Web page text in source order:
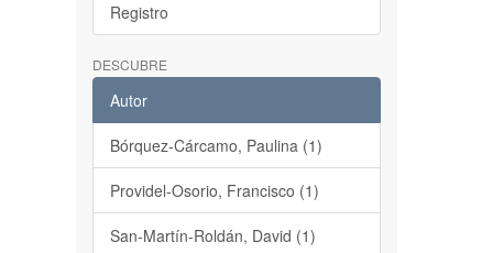
Registro
DESCUBRE
Autor
Bórquez-Cárcamo, Paulina (1)
Providel-Osorio, Francisco (1)
San-Martín-Roldán, David (1)